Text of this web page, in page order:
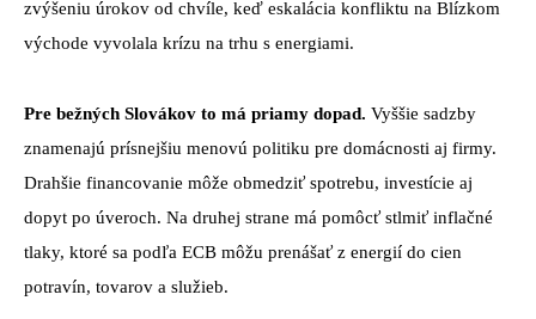
zvýšeniu úrokov od chvíle, keď eskalácia konfliktu na Blízkom
východe vyvolala krízu na trhu s energiami.
Pre bežných Slovákov to má priamy dopad. Vyššie sadzby
znamenajú prísnejšiu menovú politiku pre domácnosti aj firmy.
Drahšie financovanie môže obmedziť spotrebu, investície aj
dopyt po úveroch. Na druhej strane má pomôcť stlmiť inflačné
tlaky, ktoré sa podľa ECB môžu prenášať z energií do cien
potravín, tovarov a služieb.